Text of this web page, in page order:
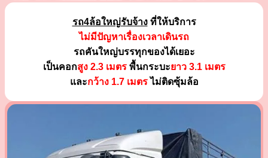
รถ4ล้อใหญ่รับจ้างที่ให้บริการ
ไม่มีปัญหาเรื่องเวลาเดินรถ
รถคันใหญ่บรรทุกของได้เยอะ
เป็นคอกสูง 2.3 เมตรพื้นกระบะยาว 3.1 เมตร
และกว้าง 1.7 เมตรไม่ติดซุ้มล้อ